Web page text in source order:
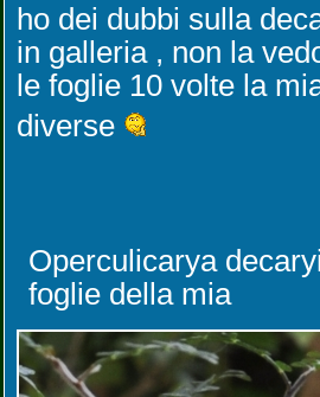
ho dei dubbi sulla
in galleria , non la
le foglie 10 volte la
diverse
Operculicarya decaryi
foglie della mia